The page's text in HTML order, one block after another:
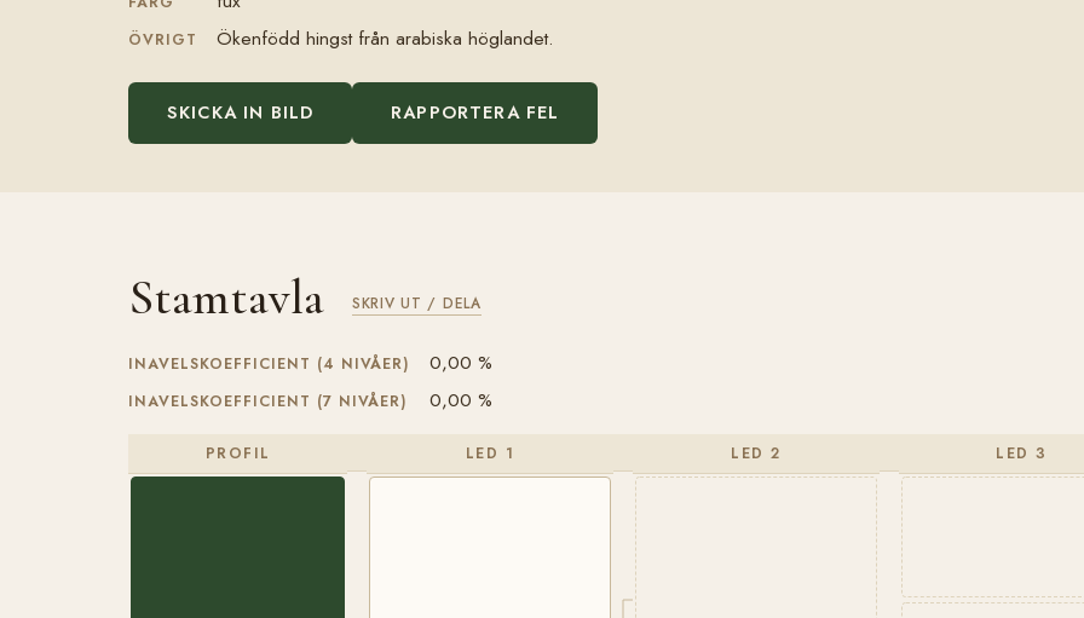
ÖVRIGT Ökenfödd hingst från arabiska höglandet.
SKICKA IN BILD RAPPORTERA FEL
Stamtavla SKRIV UT / DELA
INAVELSKOEFFICIENT (4 NIVÅER) 0,00 %
INAVELSKOEFFICIENT (7 NIVÅER) 0,00 %
PROFIL LED 1 LED 2 LED 3